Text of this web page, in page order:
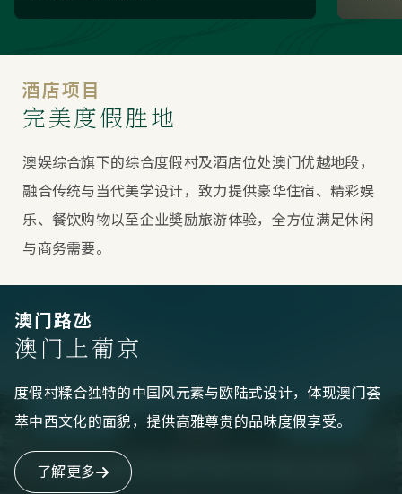
酒店项目
完美度假胜地
澳娱综合旗下的综合度假村及酒店位处澳门优越地段，
融合传统与当代美学设计，致力提供豪华住宿、精彩娱
乐、餐饮购物以至企业奬励旅游体验，全方位满足休闲
与商务需要。
澳门路氹
澳门上葡京
度假村糅合独特的中国风元素与欧陆式设计，体现澳门荟
萃中西文化的面貌，提供高雅尊贵的品味度假享受。
了解更多